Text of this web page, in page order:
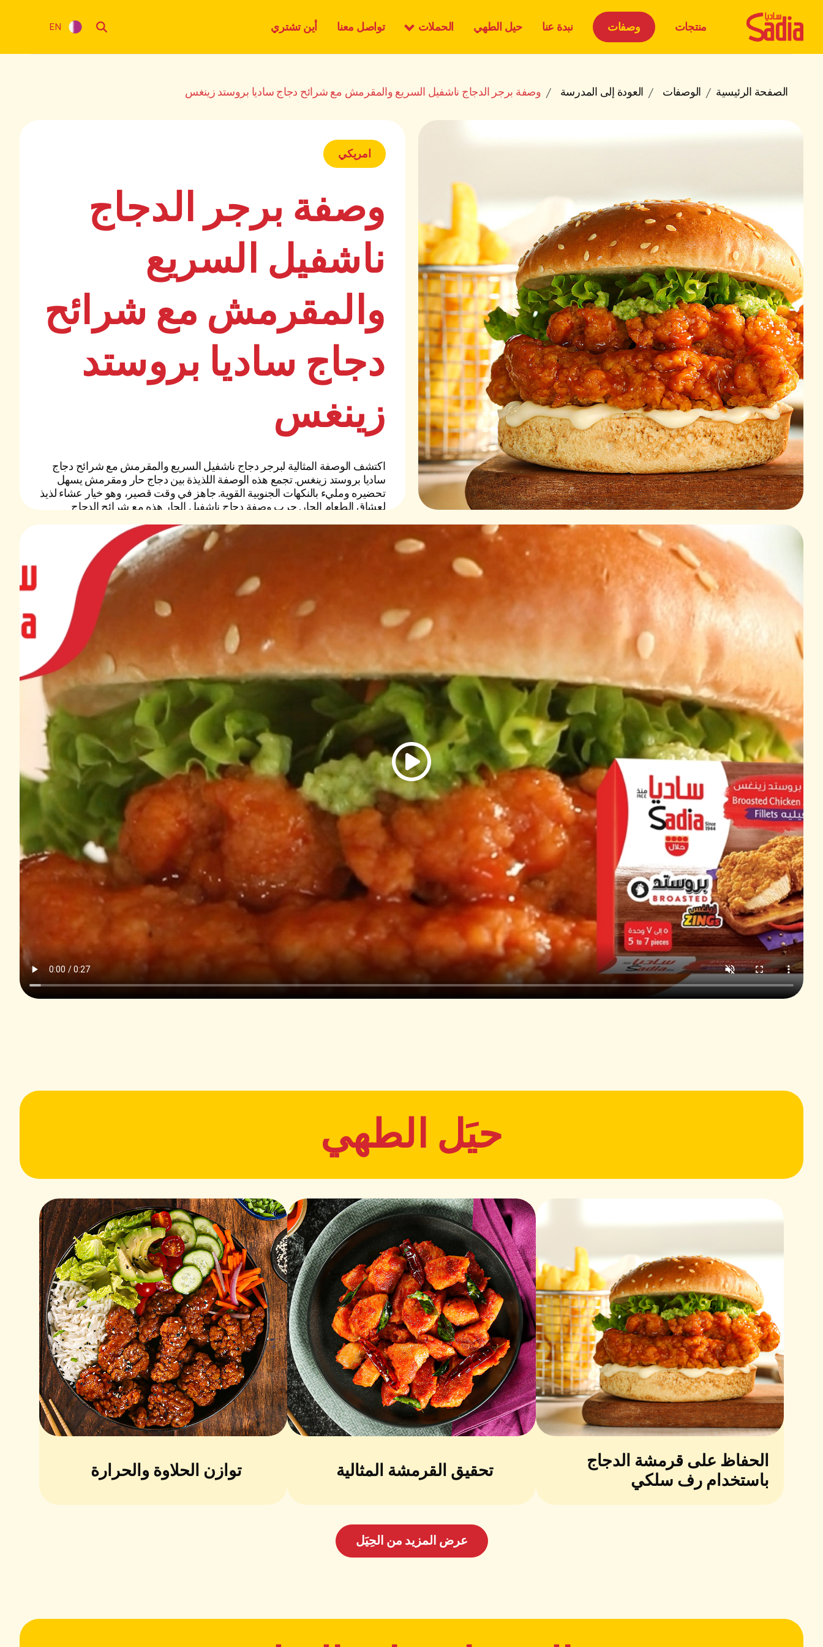
منتجات وصفات نبدة عنا حيل الطهي الحملات تواصل معنا أين تشتري EN
الصفحة الرئيسية الوصفات العودة إلى المدرسة وصفة برجر الدجاج ناشفيل السريع والمقرمش مع شرائح دجاج ساديا بروستد زينغس
امريكي
وصفة برجر الدجاج
ناشفيل السريع
والمقرمش مع شرائح
دجاج ساديا بروستد
زينغس
اكتشف الوصفة المثالية لبرجر دجاج ناشفيل السريع والمقرمش مع شرائح دجاج
ساديا بروستد زينغس. تجمع هذه الوصفة اللذيذة بين دجاج حار ومقرمش يسهل
تحضيره ومليء بالنكهات الجنوبية القوية. جاهز في وقت قصير، وهو خيار عشاء لذيذ
لعشاق الطعام الحار. جرب وصفة دجاج ناشفيل الحار هذه مع شرائح الدجاج
30 دقائق
يقلى
المكونات التي تحتاجها
صدور دجاج بروفست زينغز من ساديا 750 غرام
زبدة مذابة
3 ملاعق
كبيرة
1 ملعقة
صغيرة
فلفل حار
1 ملعقة
صغيرة
أرغفة برجر
خس مفروم
مايونيز
بابريكا مطحونة
كيفية تحضير وصفة برجر الدجاج الناشفيل السريع والمقرمش باستخدام فيليهات زنغز
طهي الدجاج:
180°C).
جانب حتى تصبح ذهبية ومقرمشة.
صفي الدجاج على رف سلكي مع ورق مناشف تحتها لامتصاص الزيت الزائد.
تحضير صوص الزبدة الحار:
في قدر صغير، قم بإذابة الزبدة على نار متوسطة.
أضف البابريكا، الملح، والفلفل الحار (كاين) وحركهم جيدًا حتى يمتزجوا.
تغطية الدجاج:
امسح شرائح الدجاج المقرمشة بالصوص الحار المحضر.
تجميع البرجر:
قم بتقطيع أرغفة البرجر إلى نصفين.
ضع 1 ملعقة صغيرة من المايونيز على الجزء السفلي من رغيف البرجر.
ضع 1 أو 2 شريحة دجاج مقرمشة فوق المايونيز، أضف الخس وأغلق البرجر
بالجزء العلوي من الرغيف.
التقديم:
قدم البرجر مع البطاطس المقلية على الجانب.
حيَل الطهي
الحفاظ على قرمشة الدجاج
باستخدام رف سلكي
تحقيق القرمشة المثالية توازن الحلاوة والحرارة
عرض المزيد من الحِيَل